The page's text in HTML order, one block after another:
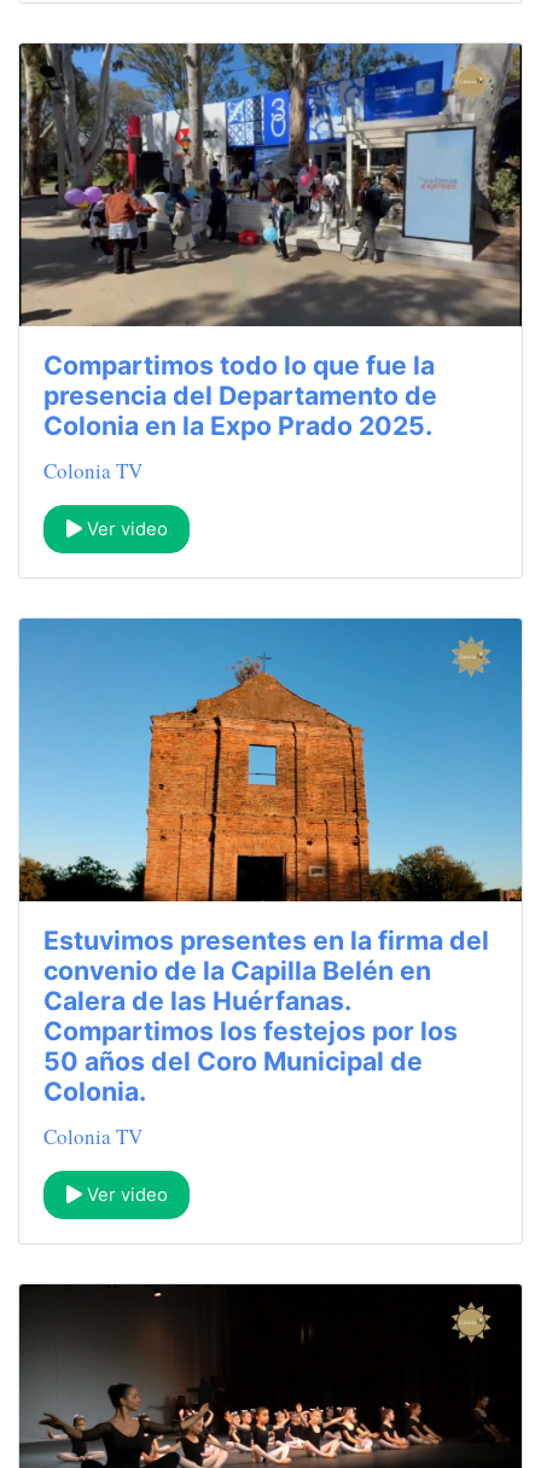
Compartimos todo lo que fue la
presencia del Departamento de
Colonia en la Expo Prado 2025.
Colonia TV
Ver video
Estuvimos presentes en la firma del
convenio de la Capilla Belén en
Calera de las Huérfanas.
Compartimos los festejos por los
50 años del Coro Municipal de
Colonia.
Colonia TV
Ver video